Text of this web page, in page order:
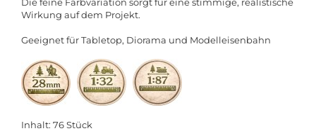
Wirkung auf dem Projekt.
Geeignet für Tabletop, Diorama und Modelleisenbahn
Inhalt: 76 Stück